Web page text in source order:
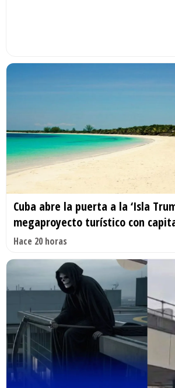
Cuba abre la puerta a la ‘Isla
megaproyecto turístico con
Hace 20 horas